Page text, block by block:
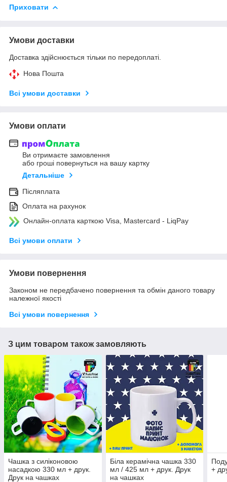
Приховати
Умови доставки
Доставка здійснюється тільки по передоплаті.
Нова Пошта
Всі умови доставки
Умови оплати
Ви отримаєте замовлення
або гроші повернуться на вашу картку
Детальніше
Післяплата
Оплата на рахунок
Онлайн-оплата карткою Visa, Mastercard - LiqPay
Всі умови оплати
Умови повернення
Законом не передбачено повернення та обмін даного товару
належної якості
Всі умови повернення
З цим товаром також замовляють
Чашка з силіконовою
насадкою 330 мл + друк.
Друк на чашках
Біла керамічна чашка 330
мл / 425 мл + друк. Друк
на чашках
+